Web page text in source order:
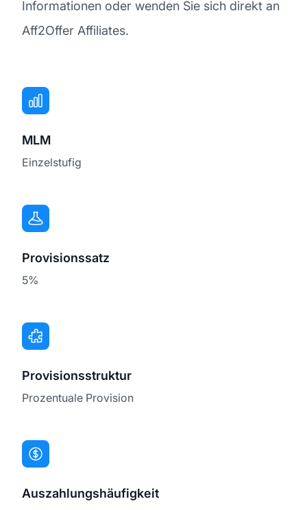
Informationen oder wenden Sie sich direkt an
Aff2Offer Affiliates.
MLM
Einzelstufig
Provisionssatz
5%
Provisionsstruktur
Prozentuale Provision
Auszahlungshäufigkeit